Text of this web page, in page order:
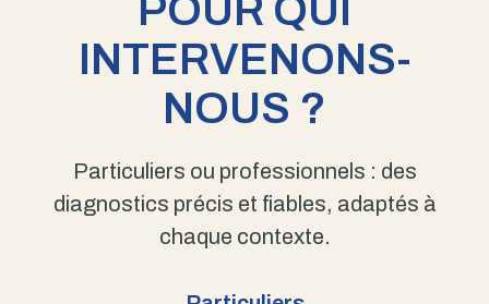
POUR QUI
INTERVENONS-
NOUS ?
Particuliers ou professionnels : des
diagnostics précis et fiables, adaptés à
chaque contexte.